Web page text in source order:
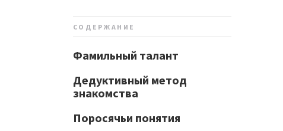
СОДЕРЖАНИЕ
Фамильный талант
Дедуктивный метод
знакомства
Поросячьи понятия